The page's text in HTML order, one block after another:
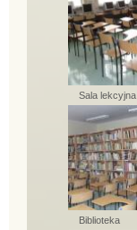
Sala lekcyjna
Biblioteka